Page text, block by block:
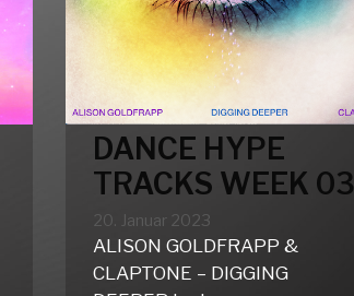
DANCE HYPE
TRACKS WEEK 03
20. Januar 2023
ALISON GOLDFRAPP &
CLAPTONE – DIGGING